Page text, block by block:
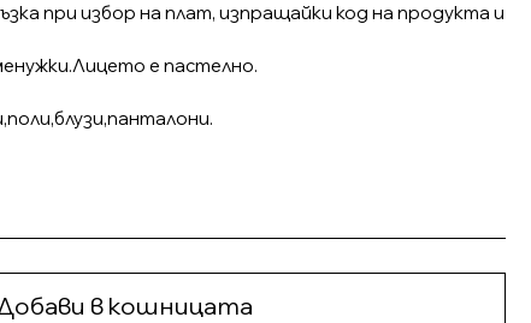
при избор на плат, изпращайки код на продукта и
е пастелно.
в кошницата